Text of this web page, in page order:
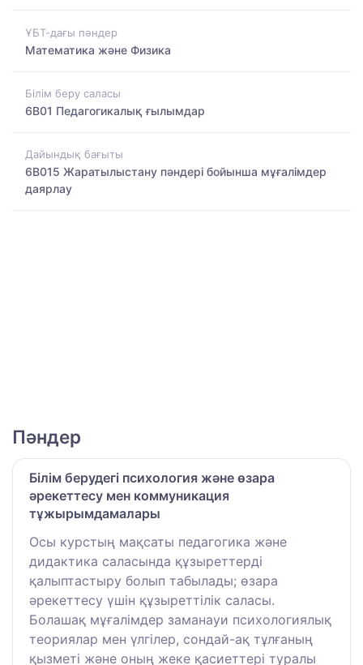
ҰБТ-дағы пәндер
Математика және Физика
Білім беру саласы
6B01 Педагогикалық ғылымдар
Дайындық бағыты
6B015 Жаратылыстану пәндері бойынша мұғалімдер
даярлау
Пәндер
Білім берудегі психология және өзара
әрекеттесу мен коммуникация
тұжырымдамалары
Осы курстың мақсаты педагогика және
дидактика саласында құзыреттерді
қалыптастыру болып табылады; өзара
әрекеттесу үшін құзыреттілік саласы.
Болашақ мұғалімдер заманауи психологиялық
теориялар мен үлгілер, сондай-ақ тұлғаның
қызметі және оның жеке қасиеттері туралы